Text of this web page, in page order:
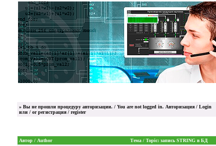
» Вы не прошли процедуру авторизации. / You are not logged in. Авторизация / Login
или / orрегистрация / register
Автор / Author Тема / Topic: запись STRING в БД